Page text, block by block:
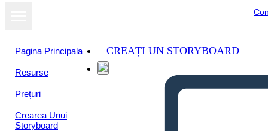
Pagina Principala
Resurse
Prețuri
Crearea Unui
Storyboard
CREAȚI UN STORYBOARD